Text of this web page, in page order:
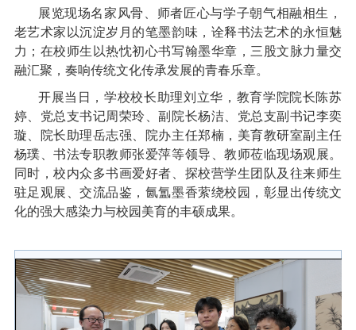
展览现场名家风骨、师者匠心与学子朝气相融相生，
老艺术家以沉淀岁月的笔墨韵味，诠释书法艺术的永恒魅
力；在校师生以热忱初心书写翰墨华章，三股文脉力量交
融汇聚，奏响传统文化传承发展的青春乐章。
开展当日，学校校长助理刘立华，教育学院院长陈苏
婷、党总支书记周荣玲、副院长杨洁、党总支副书记李奕
璇、院长助理岳志强、院办主任郑楠，美育教研室副主任
杨璞、书法专职教师张爱萍等领导、教师莅临现场观展。
同时，校内众多书画爱好者、探校营学生团队及往来师生
驻足观展、交流品鉴，氤氲墨香萦绕校园，彰显出传统文
化的强大感染力与校园美育的丰硕成果。